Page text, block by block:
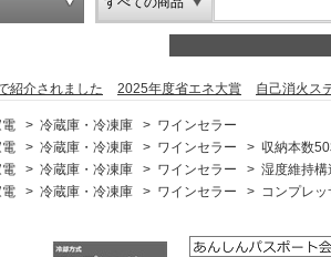
紹介されました 2025年度省エネ大賞 自己消火ス
電 > 冷蔵庫・冷凍庫 > ワインセラー
電 > 冷蔵庫・冷凍庫 > ワインセラー > 収納本数
電 > 冷蔵庫・冷凍庫 > ワインセラー > 湿度維持構
電 > 冷蔵庫・冷凍庫 > ワインセラー > コンプレ